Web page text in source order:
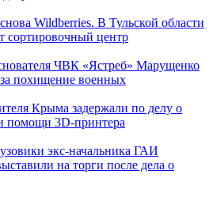
Wildberries. В Тульской области
сортировочный центр
ЧВК «Ястреб» Марущенко
похищение военных
Крыма задержали по делу о
помощи 3D‑принтера
экс-начальника ГАИ
на торги после дела о